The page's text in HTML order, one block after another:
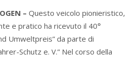
– Questo veicolo pionieristico,
e pratico ha ricevuto il 40°
Umweltpreis” da parte di
Schutz e. V.” Nel corso della